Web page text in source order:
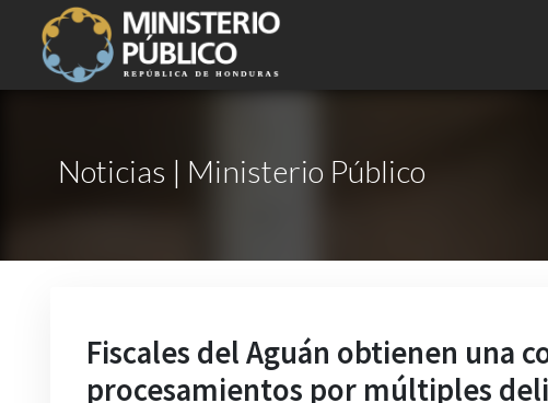
Noticias | Ministerio Público
Fiscales del Aguán obtienen una
procesamientos por múltiples